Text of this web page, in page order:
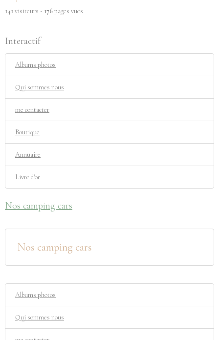
141 visiteurs - 176pages vues
Interactif
Albums photos
Qui sommes nous
me contacter
Boutique
Annuaire
Livre d'or
Nos camping cars
Nos camping cars
Albums photos
Qui sommes nous